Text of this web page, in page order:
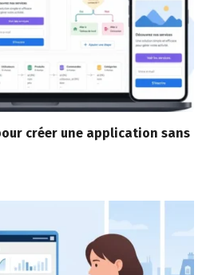
créer une application sans